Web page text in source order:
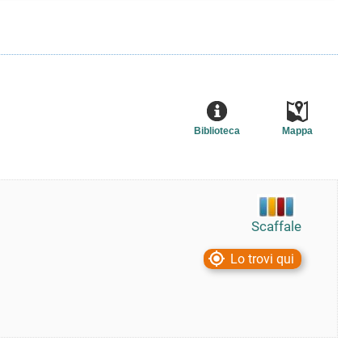
Mappa
Biblioteca
Scaffale
Lo trovi qui